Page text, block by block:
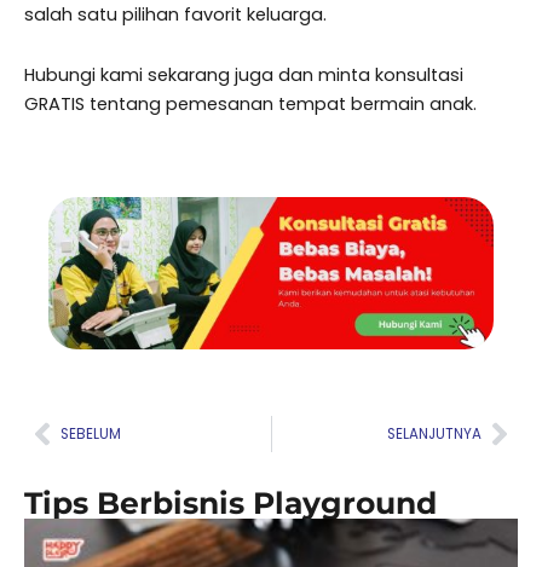
salah satu pilihan favorit keluarga.
Hubungi kami sekarang juga dan minta konsultasi
GRATIS tentang pemesanan tempat bermain anak.
Prev
SEBELUM SELANJUTNYA
Tips Berbisnis Playground